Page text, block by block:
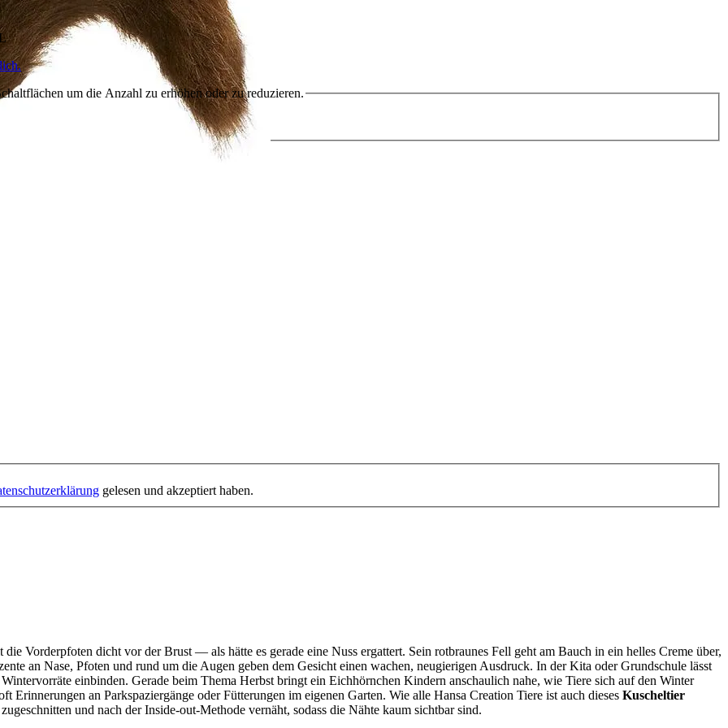
um die Anzahl zu erhöhen oder zu reduzieren.
gelesen und akzeptiert haben.
die Vorderpfoten dicht vor der Brust — als hätte es gerade eine Nuss ergattert. Sein rotbraunes Fell geht am Bauch in ein helles Creme über,
an Nase, Pfoten und rund um die Augen geben dem Gesicht einen wachen, neugierigen Ausdruck. In der Kita oder Grundschule lässt
einbinden. Gerade beim Thema Herbst bringt ein Eichhörnchen Kindern anschaulich nahe, wie Tiere sich auf den Winter
Erinnerungen an Parkspaziergänge oder Fütterungen im eigenen Garten. Wie alle Hansa Creation Tiere ist auch dieses Kuscheltier
und nach der Inside-out-Methode vernäht, sodass die Nähte kaum sichtbar sind.